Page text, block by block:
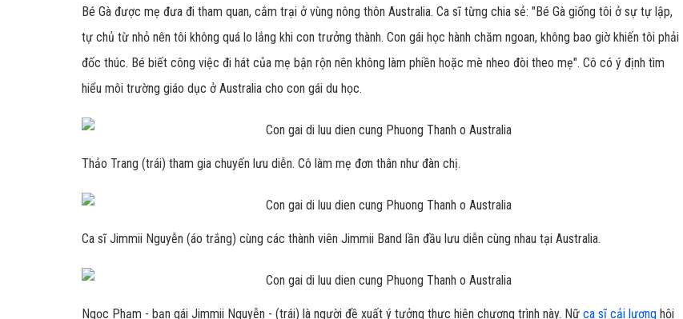
Bé Gà được mẹ đưa đi tham quan, cắm trại ở vùng nông thôn Australia. Ca sĩ từng chia sẻ: "Bé Gà giống tôi ở sự tự lập,
tự chủ từ nhỏ nên tôi không quá lo lắng khi con trưởng thành. Con gái học hành chăm ngoan, không bao giờ khiến tôi phải
đốc thúc. Bé biết công việc đi hát của mẹ bận rộn nên không làm phiền hoặc mè nheo đòi theo mẹ". Cô có ý định tìm
hiểu môi trường giáo dục ở Australia cho con gái du học.
Thảo Trang (trái) tham gia chuyến lưu diễn. Cô làm mẹ đơn thân như đàn chị.
Ca sĩ Jimmii Nguyễn (áo trắng) cùng các thành viên Jimmii Band lần đầu lưu diễn cùng nhau tại Australia.
Ngọc Phạm - bạn gái Jimmii Nguyễn - (trái) là người đề xuất ý tưởng thực hiện chương trình này. Nữ ca sĩ cải lương hội